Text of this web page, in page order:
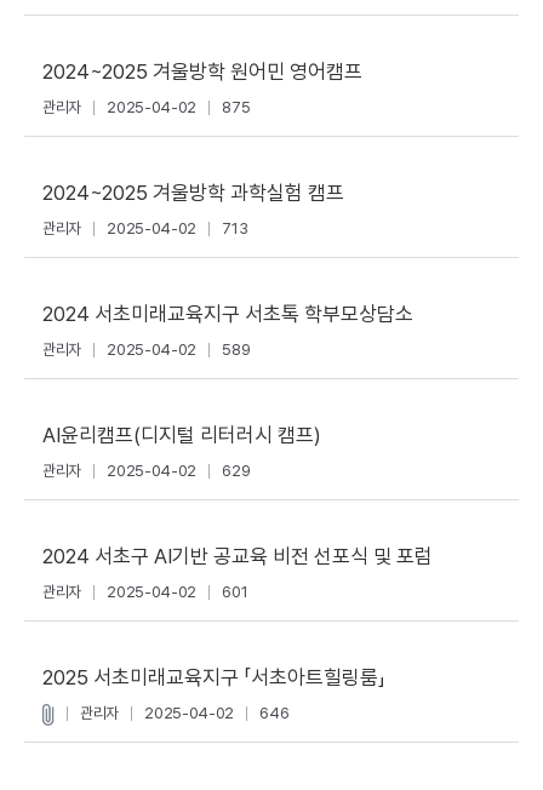
2024~2025 겨울방학 원어민 영어캠프
관리자 2025-04-02 875
2024~2025 겨울방학 과학실험 캠프
관리자 2025-04-02 713
2024 서초미래교육지구 서초톡 학부모상담소
관리자 2025-04-02 589
AI윤리캠프(디지털 리터러시 캠프)
관리자 2025-04-02 629
2024 서초구 AI기반 공교육 비전 선포식 및 포럼
관리자 2025-04-02 601
2025 서초미래교육지구 「서초아트힐링룸」
관리자 2025-04-02 646